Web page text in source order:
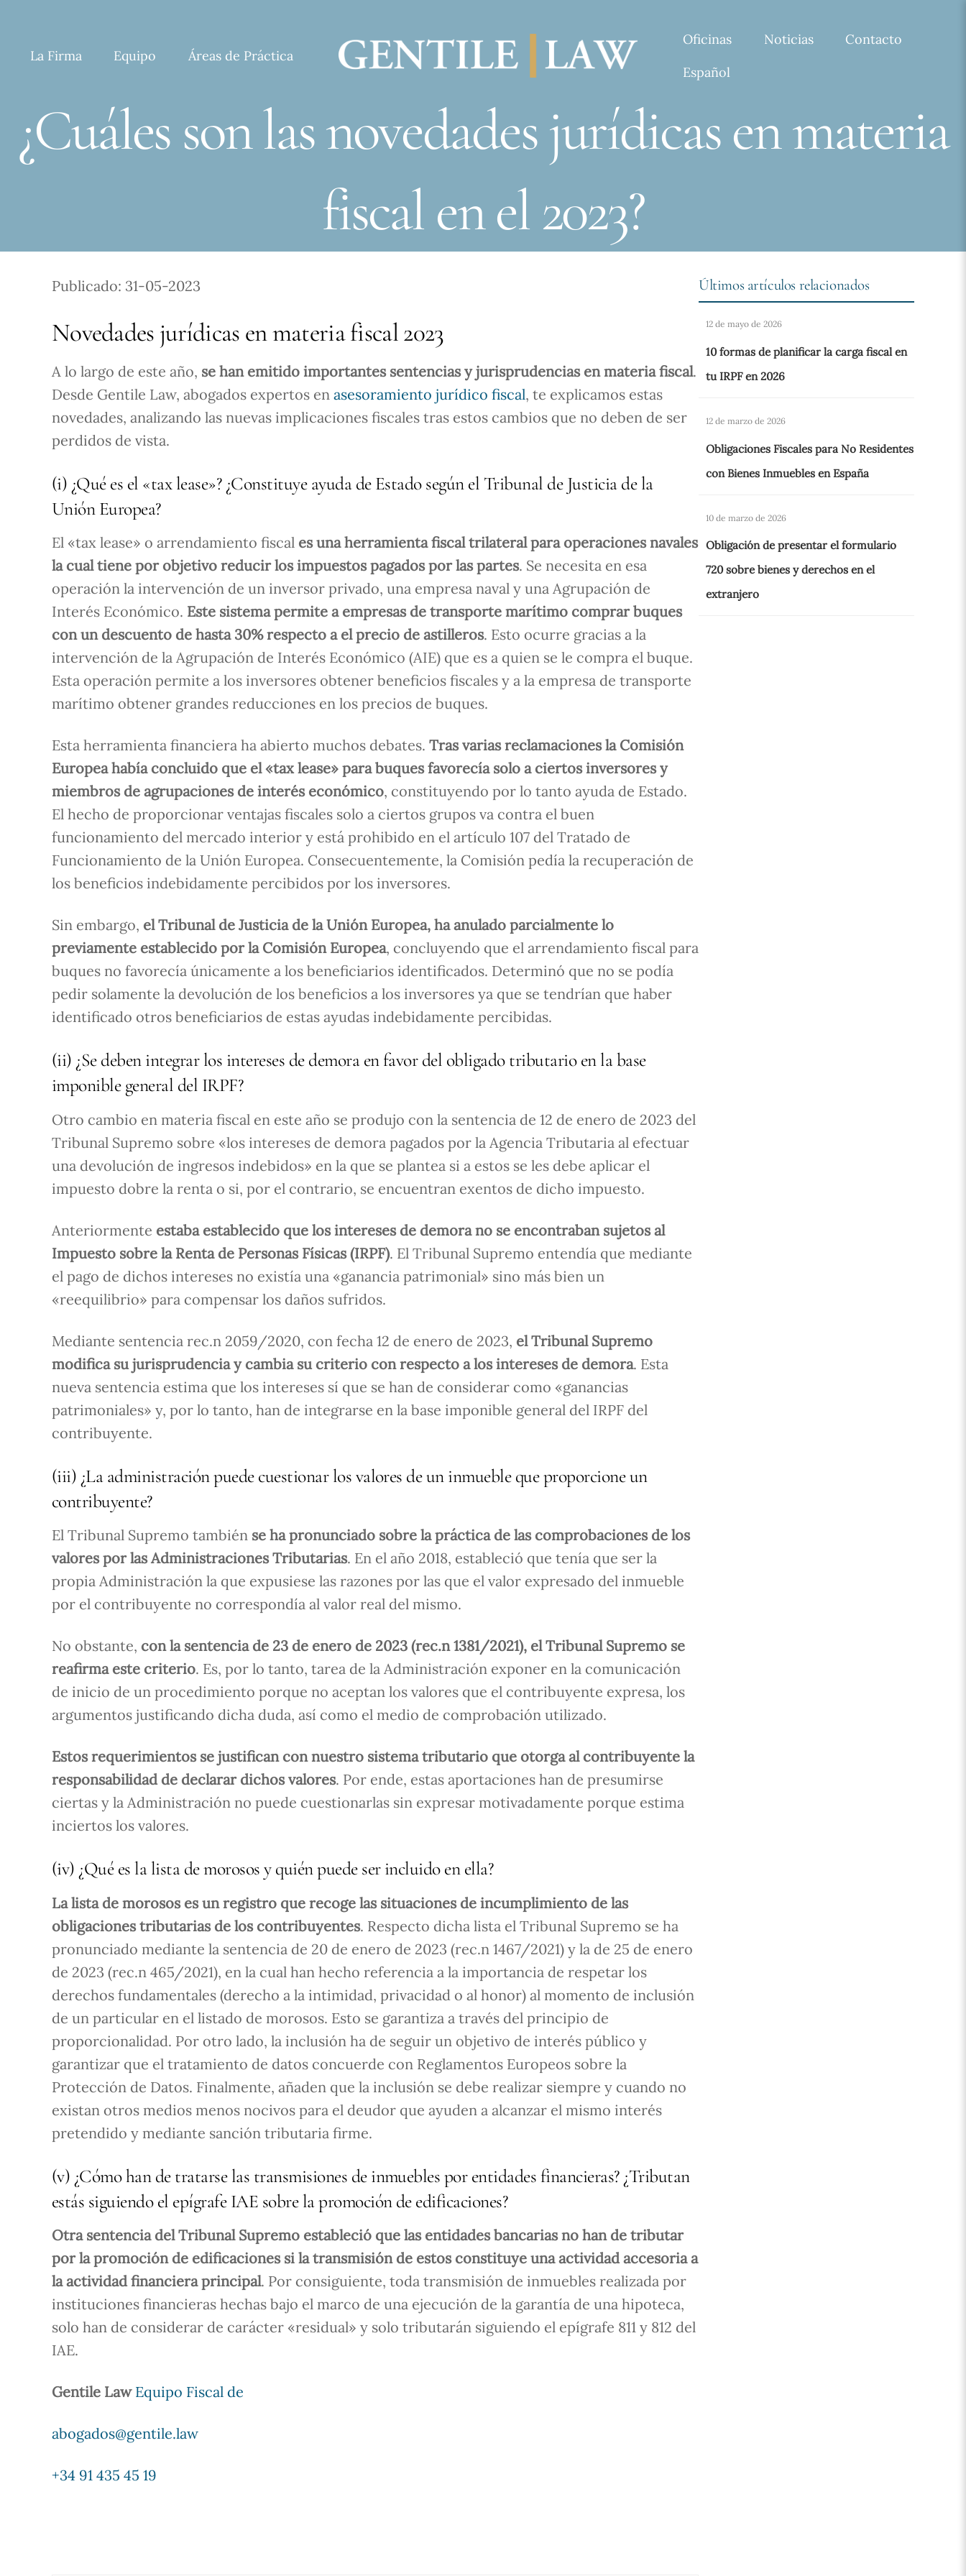
La Firma Equipo Áreas de Práctica
Oficinas Noticias
Contacto
Español
¿Cuáles son las novedades jurídicas en materia
fiscal en el 2023?
Publicado: 31-05-2023
Novedades jurídicas en materia fiscal 2023
A lo largo de este año, se han emitido importantes sentencias y jurisprudencias en materia fiscal.
Desde Gentile Law, abogados expertos en asesoramiento jurídico fiscal, te explicamos estas
novedades, analizando las nuevas implicaciones fiscales tras estos cambios que no deben de ser
perdidos de vista.
(i) ¿Qué es el «tax lease»? ¿Constituye ayuda de Estado según el Tribunal de Justicia de la
Unión Europea?
El «tax lease» o arrendamiento fiscal es una herramienta fiscal trilateral para operaciones navales
la cual tiene por objetivo reducir los impuestos pagados por las partes. Se necesita en esa
operación la intervención de un inversor privado, una empresa naval y una Agrupación de
Interés Económico. Este sistema permite a empresas de transporte marítimo comprar buques
con un descuento de hasta 30% respecto a el precio de astilleros. Esto ocurre gracias a la
intervención de la Agrupación de Interés Económico (AIE) que es a quien se le compra el buque.
Esta operación permite a los inversores obtener beneficios fiscales y a la empresa de transporte
marítimo obtener grandes reducciones en los precios de buques.
Esta herramienta financiera ha abierto muchos debates. Tras varias reclamaciones la Comisión
Europea había concluido que el «tax lease» para buques favorecía solo a ciertos inversores y
miembros de agrupaciones de interés económico, constituyendo por lo tanto ayuda de Estado.
El hecho de proporcionar ventajas fiscales solo a ciertos grupos va contra el buen
funcionamiento del mercado interior y está prohibido en el artículo 107 del Tratado de
Funcionamiento de la Unión Europea. Consecuentemente, la Comisión pedía la recuperación de
los beneficios indebidamente percibidos por los inversores.
Sin embargo, el Tribunal de Justicia de la Unión Europea, ha anulado parcialmente lo
previamente establecido por la Comisión Europea, concluyendo que el arrendamiento fiscal para
buques no favorecía únicamente a los beneficiarios identificados. Determinó que no se podía
pedir solamente la devolución de los beneficios a los inversores ya que se tendrían que haber
identificado otros beneficiarios de estas ayudas indebidamente percibidas.
(ii) ¿Se deben integrar los intereses de demora en favor del obligado tributario en la base
imponible general del IRPF?
Otro cambio en materia fiscal en este año se produjo con la sentencia de 12 de enero de 2023 del
Tribunal Supremo sobre «los intereses de demora pagados por la Agencia Tributaria al efectuar
una devolución de ingresos indebidos» en la que se plantea si a estos se les debe aplicar el
impuesto dobre la renta o si, por el contrario, se encuentran exentos de dicho impuesto.
Anteriormente estaba establecido que los intereses de demora no se encontraban sujetos al
Impuesto sobre la Renta de Personas Físicas (IRPF). El Tribunal Supremo entendía que mediante
el pago de dichos intereses no existía una «ganancia patrimonial» sino más bien un
«reequilibrio» para compensar los daños sufridos.
Mediante sentencia rec.n 2059/2020, con fecha 12 de enero de 2023, el Tribunal Supremo
modifica su jurisprudencia y cambia su criterio con respecto a los intereses de demora. Esta
nueva sentencia estima que los intereses sí que se han de considerar como «ganancias
patrimoniales» y, por lo tanto, han de integrarse en la base imponible general del IRPF del
contribuyente.
(iii) ¿La administración puede cuestionar los valores de un inmueble que proporcione un
contribuyente?
El Tribunal Supremo también se ha pronunciado sobre la práctica de las comprobaciones de los
valores por las Administraciones Tributarias. En el año 2018, estableció que tenía que ser la
propia Administración la que expusiese las razones por las que el valor expresado del inmueble
por el contribuyente no correspondía al valor real del mismo.
No obstante, con la sentencia de 23 de enero de 2023 (rec.n 1381/2021), el Tribunal Supremo se
reafirma este criterio. Es, por lo tanto, tarea de la Administración exponer en la comunicación
de inicio de un procedimiento porque no aceptan los valores que el contribuyente expresa, los
argumentos justificando dicha duda, así como el medio de comprobación utilizado.
Estos requerimientos se justifican con nuestro sistema tributario que otorga al contribuyente la
responsabilidad de declarar dichos valores. Por ende, estas aportaciones han de presumirse
ciertas y la Administración no puede cuestionarlas sin expresar motivadamente porque estima
inciertos los valores.
(iv) ¿Qué es la lista de morosos y quién puede ser incluido en ella?
La lista de morosos es un registro que recoge las situaciones de incumplimiento de las
obligaciones tributarias de los contribuyentes. Respecto dicha lista el Tribunal Supremo se ha
pronunciado mediante la sentencia de 20 de enero de 2023 (rec.n 1467/2021) y la de 25 de enero
de 2023 (rec.n 465/2021), en la cual han hecho referencia a la importancia de respetar los
derechos fundamentales (derecho a la intimidad, privacidad o al honor) al momento de inclusión
de un particular en el listado de morosos. Esto se garantiza a través del principio de
proporcionalidad. Por otro lado, la inclusión ha de seguir un objetivo de interés público y
garantizar que el tratamiento de datos concuerde con Reglamentos Europeos sobre la
Protección de Datos. Finalmente, añaden que la inclusión se debe realizar siempre y cuando no
existan otros medios menos nocivos para el deudor que ayuden a alcanzar el mismo interés
pretendido y mediante sanción tributaria firme.
(v) ¿Cómo han de tratarse las transmisiones de inmuebles por entidades financieras? ¿Tributan
estás siguiendo el epígrafe IAE sobre la promoción de edificaciones?
Otra sentencia del Tribunal Supremo estableció que las entidades bancarias no han de tributar
por la promoción de edificaciones si la transmisión de estos constituye una actividad accesoria a
la actividad financiera principal. Por consiguiente, toda transmisión de inmuebles realizada por
instituciones financieras hechas bajo el marco de una ejecución de la garantía de una hipoteca,
solo han de considerar de carácter «residual» y solo tributarán siguiendo el epígrafe 811 y 812 del
IAE.
Gentile Law Equipo Fiscal de
abogados@gentile.law
+34 91 435 45 19
Últimos artículos relacionados
12 de mayo de 2026
10 formas de planificar la carga fiscal en
tu IRPF en 2026
12 de marzo de 2026
Obligaciones Fiscales para No Residentes
con Bienes Inmuebles en España
10 de marzo de 2026
Obligación de presentar el formulario
720 sobre bienes y derechos en el
extranjero